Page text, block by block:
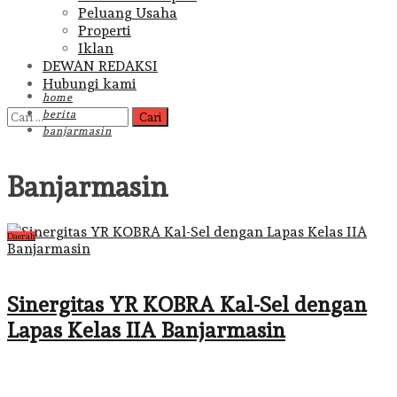
Peluang Usaha
Properti
Iklan
DEWAN REDAKSI
Hubungi kami
Cari
untuk:
home
berita
banjarmasin
Banjarmasin
Daerah
Sinergitas YR KOBRA Kal-Sel dengan
Lapas Kelas IIA Banjarmasin